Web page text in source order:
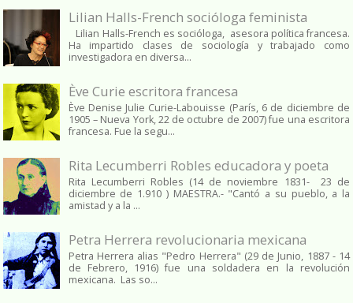
Lilian Halls-French socióloga feminista
Lilian Halls-French es socióloga, asesora política francesa.
Ha impartido clases de sociología y trabajado como
investigadora en diversa...
Ève Curie escritora francesa
Ève Denise Julie Curie-Labouisse (París, 6 de diciembre de
1905 – Nueva York, 22 de octubre de 2007) fue una escritora
francesa. Fue la segu...
Rita Lecumberri Robles educadora y poeta
Rita Lecumberri Robles (14 de noviembre 1831- 23 de
diciembre de 1.910 ) MAESTRA.- "Cantó a su pueblo, a la
amistad y a la ...
Petra Herrera revolucionaria mexicana
Petra Herrera alias "Pedro Herrera" (29 de Junio, 1887 - 14
de Febrero, 1916) fue una soldadera en la revolución
mexicana. Las so...